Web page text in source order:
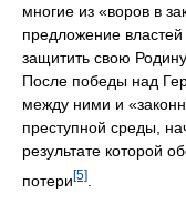
многие из «воров в
предложение властей
защитить свою
После победы над
между ними и
преступной среды,
результате которой
потери[5]